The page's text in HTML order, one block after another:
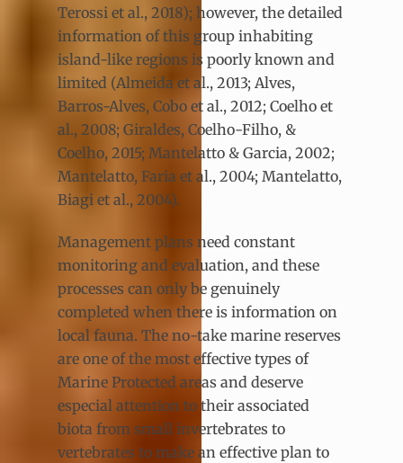
Terossi et al., 2018); however, the detailed
information of this group inhabiting
island-like regions is poorly known and
limited (Almeida et al., 2013; Alves,
Barros-Alves, Cobo et al., 2012; Coelho et
al., 2008; Giraldes, Coelho-Filho, &
Coelho, 2015; Mantelatto & Garcia, 2002;
Mantelatto, Faria et al., 2004; Mantelatto,
Biagi et al., 2004).
Management plans need constant
monitoring and evaluation, and these
processes can only be genuinely
completed when there is information on
local fauna. The no-take marine reserves
are one of the most effective types of
Marine Protected areas and deserve
especial attention to their associated
biota from small invertebrates to
vertebrates to make an effective plan to